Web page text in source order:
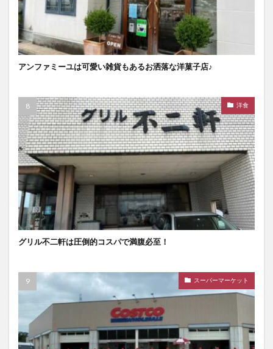
アンファミーユは可愛い雑貨もあるお洒落な洋菓子店♪
洋食
グリル不二軒は圧倒的コスパで満腹必至！
スーパーマーケット